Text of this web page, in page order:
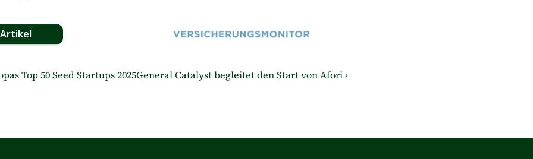
Top 50 Seed Startups 2025General Catalyst begleitet den Start von Afori ›